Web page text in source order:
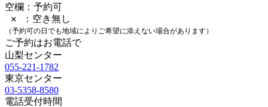
空欄：予約可
✕ ：空き無し
（予約可の日でも地域によりご希望に添えない場合があります）
ご予約はお電話で
山梨センター
055-221-1782
東京センター
03-5358-8580
電話受付時間